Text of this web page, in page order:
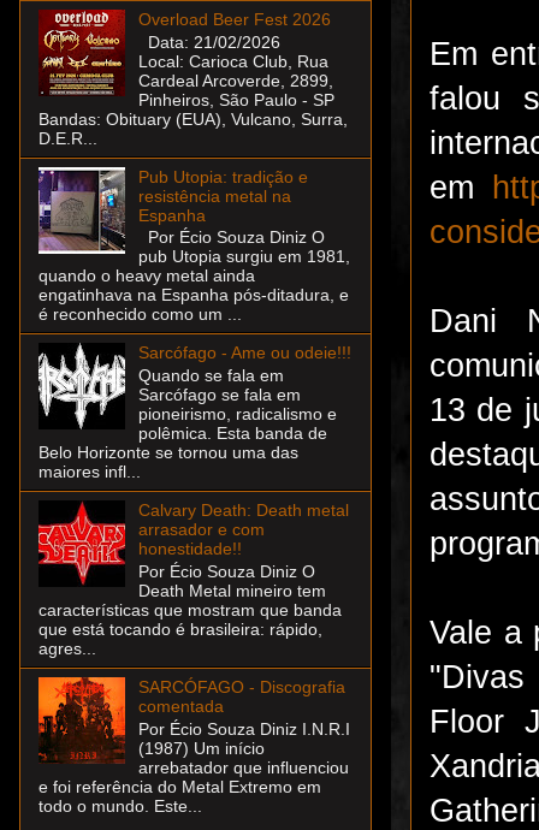
Em
falou
em
Dani
13 de
Vale a
"Divas
Floor
Overload Beer Fest 2026
Data: 21/02/2026
Local: Carioca Club, Rua
Cardeal Arcoverde, 2899,
Pinheiros, São Paulo - SP
Bandas: Obituary (EUA), Vulcano, Surra,
D.E.R...
Pub Utopia: tradição e
resistência metal na
Espanha
Por Écio Souza Diniz O
pub Utopia surgiu em 1981,
quando o heavy metal ainda
engatinhava na Espanha pós-ditadura, e
é reconhecido como um ...
Sarcófago - Ame ou odeie!!!
Quando se fala em
Sarcófago se fala em
pioneirismo, radicalismo e
polêmica. Esta banda de
Belo Horizonte se tornou uma das
maiores infl...
Calvary Death: Death metal
arrasador e com
honestidade!!
Por Écio Souza Diniz O
Death Metal mineiro tem
características que mostram que banda
que está tocando é brasileira: rápido,
agres...
SARCÓFAGO - Discografia
comentada
Por Écio Souza Diniz I.N.R.I
(1987) Um início
arrebatador que influenciou
e foi referência do Metal Extremo em
todo o mundo. Este...